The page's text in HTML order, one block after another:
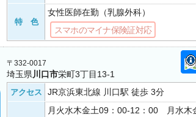
特 色
女性医師在勤（乳腺外科）
スマホのマイナ保険証対応
〒332-0017
埼玉県川口市栄町3丁目13-1
アクセス JR京浜東北線 川口駅 徒歩 3分
月火水木金土09：00-12：00 月水木